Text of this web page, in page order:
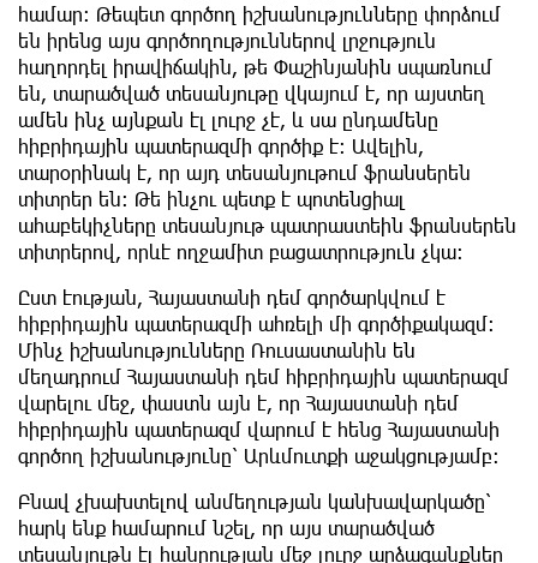
համար։ Թեպետ գործող իշխանությունները փորձում
են իրենց այս գործողություններով լրջություն
հաղորդել իրավիճակին, թե Փաշինյանին սպառնում
են, տարածված տեսանյութը վկայում է, որ այստեղ
ամեն ինչ այնքան էլ լուրջ չէ, և սա ընդամենը
հիբրիդային պատերազմի գործիք է։ Ավելին,
տարօրինակ է, որ այդ տեսանյութում ֆրանսերեն
տիտրեր են։ Թե ինչու պետք է պոտենցիալ
ահաբեկիչները տեսանյութ պատրաստեին ֆրանսերեն
տիտրերով, որևէ ողջամիտ բացատրություն չկա։
Ըստ էության, Հայաստանի դեմ գործարկվում է
հիբրիդային պատերազմի ահռելի մի գործիքակազմ։
Մինչ իշխանությունները Ռուսաստանին են
մեղադրում Հայաստանի դեմ հիբրիդային պատերազմ
վարելու մեջ, փաստն այն է, որ Հայաստանի դեմ
հիբրիդային պատերազմ վարում է հենց Հայաստանի
գործող իշխանությունը՝ Արևմուտքի աջակցությամբ։
Բնավ չխախտելով անմեղության կանխավարկածը՝
հարկ ենք համարում նշել, որ այս տարածված
տեսանյութն էլ հանրության մեջ լուրջ արձագանքներ